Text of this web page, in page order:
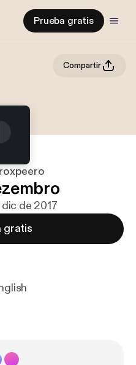
Prueba gratis
Compartir
dic de 2017
gratis